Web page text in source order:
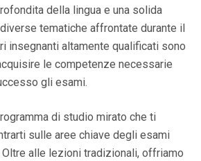
della lingua e una solida
tematiche affrontate durante il
insegnanti altamente qualificati sono
le competenze necessarie
gli esami.
di studio mirato che ti
sulle aree chiave degli esami
alle lezioni tradizionali, offriamo